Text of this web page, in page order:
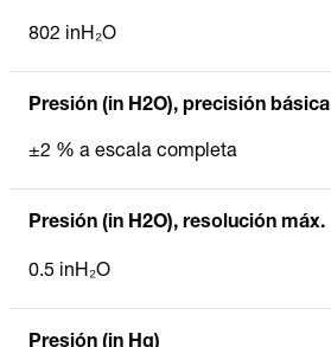
802 inH₂O
Presión (in H2O), precisión básica
±2 % a escala completa
Presión (in H2O), resolución máx.
0.5 inH₂O
Presión (in Hg)